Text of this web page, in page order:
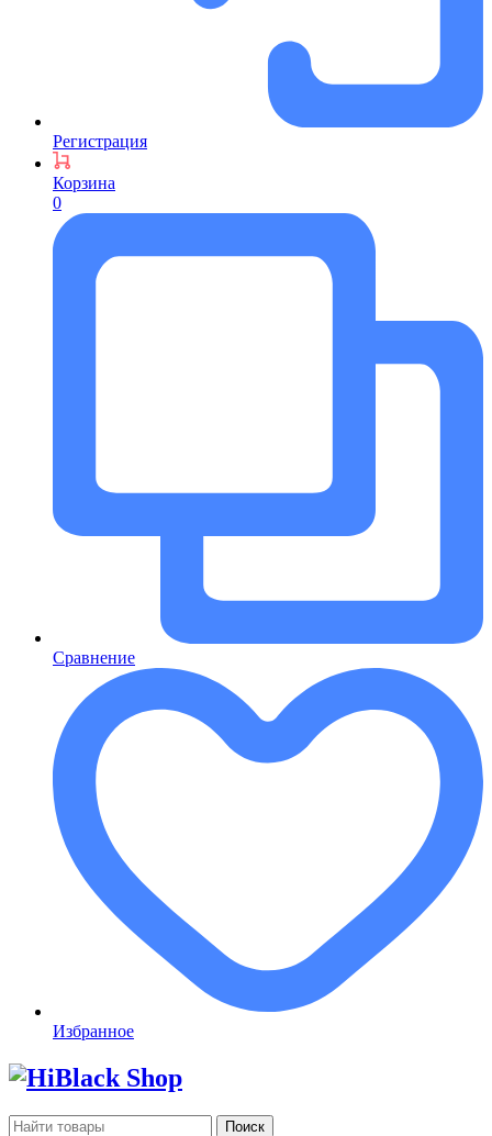
Регистрация
Корзина
0
Сравнение
Избранное
Поиск